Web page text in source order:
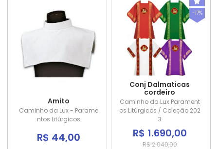
Amito
Caminho da Lux - Parame
ntos Litúrgicos
R$ 44,00
-17%
Conj Dalmaticas
cordeiro
Caminho da Lux Parament
os Litúrgicos / Coleção 202
3
R$ 1.690,00
R$ 2.040,00